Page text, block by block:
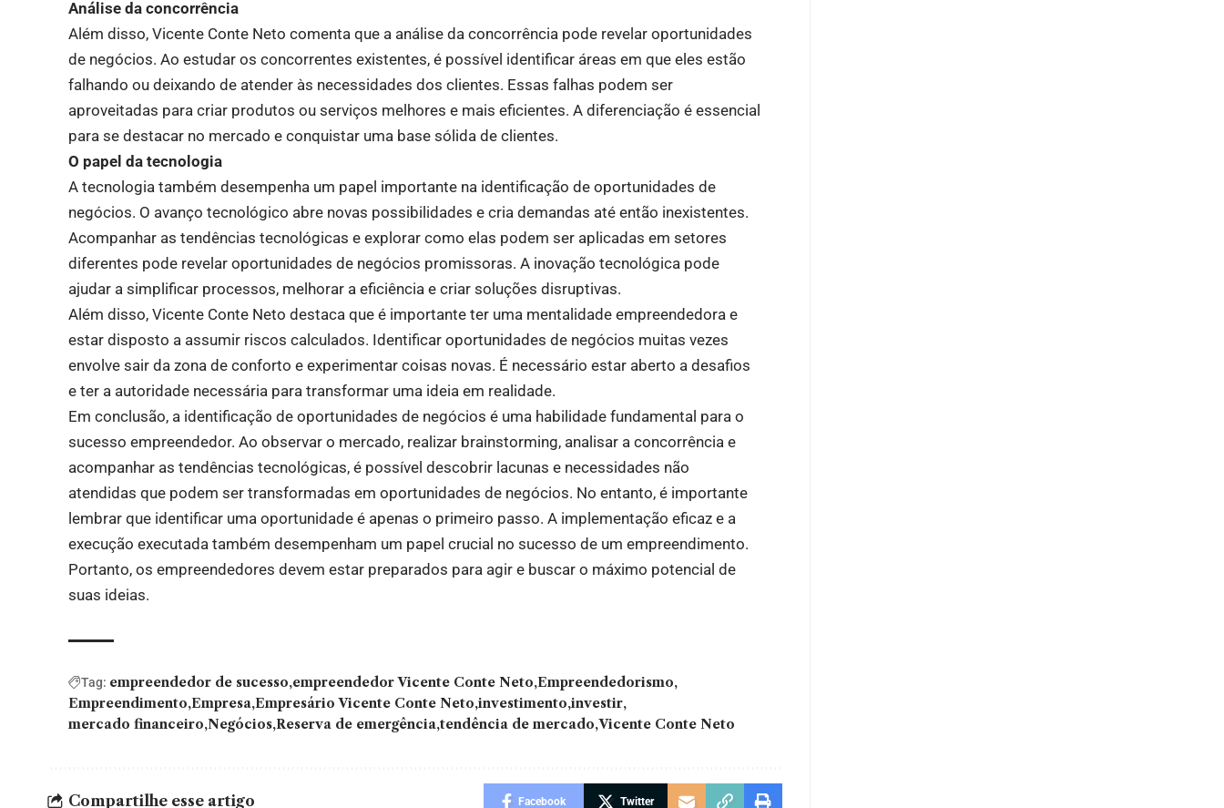
Análise da concorrência
Além disso, Vicente Conte Neto comenta que a análise da concorrência pode revelar oportunidades
de negócios. Ao estudar os concorrentes existentes, é possível identificar áreas em que eles estão
falhando ou deixando de atender às necessidades dos clientes. Essas falhas podem ser
aproveitadas para criar produtos ou serviços melhores e mais eficientes. A diferenciação é essencial
para se destacar no mercado e conquistar uma base sólida de clientes.
O papel da tecnologia
A tecnologia também desempenha um papel importante na identificação de oportunidades de
negócios. O avanço tecnológico abre novas possibilidades e cria demandas até então inexistentes.
Acompanhar as tendências tecnológicas e explorar como elas podem ser aplicadas em setores
diferentes pode revelar oportunidades de negócios promissoras. A inovação tecnológica pode
ajudar a simplificar processos, melhorar a eficiência e criar soluções disruptivas.
Além disso, Vicente Conte Neto destaca que é importante ter uma mentalidade empreendedora e
estar disposto a assumir riscos calculados. Identificar oportunidades de negócios muitas vezes
envolve sair da zona de conforto e experimentar coisas novas. É necessário estar aberto a desafios
e ter a autoridade necessária para transformar uma ideia em realidade.
Em conclusão, a identificação de oportunidades de negócios é uma habilidade fundamental para o
sucesso empreendedor. Ao observar o mercado, realizar brainstorming, analisar a concorrência e
acompanhar as tendências tecnológicas, é possível descobrir lacunas e necessidades não
atendidas que podem ser transformadas em oportunidades de negócios. No entanto, é importante
lembrar que identificar uma oportunidade é apenas o primeiro passo. A implementação eficaz e a
execução executada também desempenham um papel crucial no sucesso de um empreendimento.
Portanto, os empreendedores devem estar preparados para agir e buscar o máximo potencial de
suas ideias.
Tag: empreendedor de sucesso empreendedor Vicente Conte Neto Empreendedorismo
Empreendimento Empresa Empresário Vicente Conte Neto investimento investir
mercado financeiro Negócios Reserva de emergência tendência de mercado Vicente Conte Neto
Compartilhe esse artigo Facebook Twitter